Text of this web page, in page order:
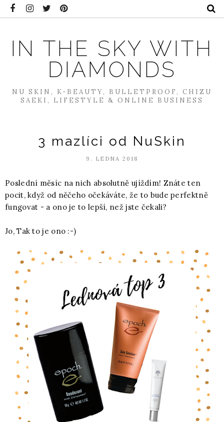
IN THE SKY WITH
DIAMONDS
NU SKIN, K-BEAUTY, BULLETPROOF, CHIZU
SAEKI, LIFESTYLE & ONLINE BUSINESS
3 mazlíci od NuSkin
9. LEDNA 2018
Poslední měsíc na nich absolutně ujíždím! Znáte ten
pocit, když od něčeho očekáváte, že to bude perfektně
fungovat - a ono je to lepší, než jste čekali?
Jo, Tak to je ono :-)